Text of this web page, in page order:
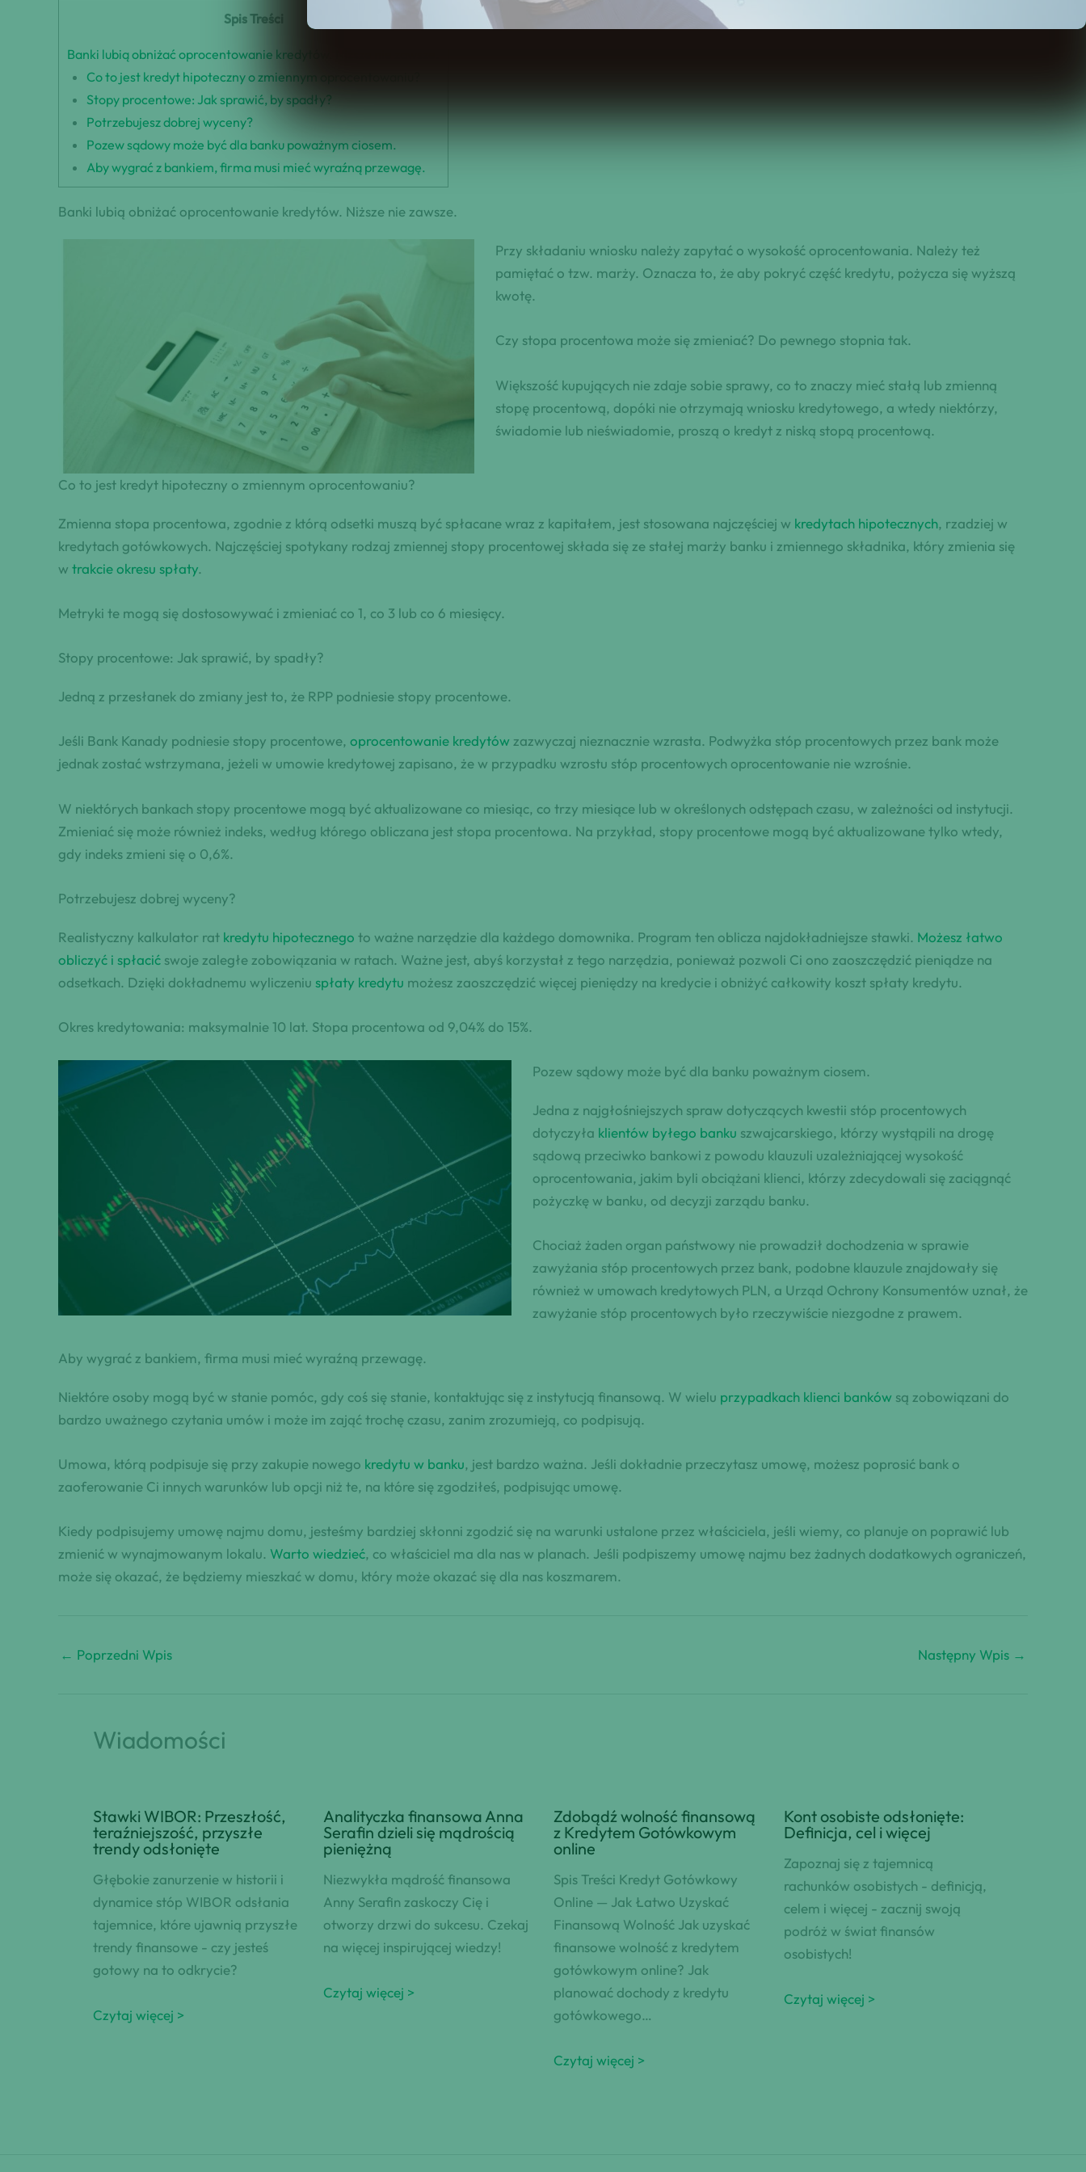
Spis Treści
Banki lubią obniżać oprocentowanie kredytów. Niższe nie zawsze.
Co to jest kredyt hipoteczny o zmiennym oprocentowaniu?
Stopy procentowe: Jak sprawić, by spadły?
Potrzebujesz dobrej wyceny?
Pozew sądowy może być dla banku poważnym ciosem.
Aby wygrać z bankiem, firma musi mieć wyraźną przewagę.
Banki lubią obniżać oprocentowanie kredytów. Niższe nie zawsze.
Przy składaniu wniosku należy zapytać o wysokość oprocentowania. Należy też
pamiętać o tzw. marży. Oznacza to, że aby pokryć część kredytu, pożycza się wyższą
kwotę.
Czy stopa procentowa może się zmieniać? Do pewnego stopnia tak.
Większość kupujących nie zdaje sobie sprawy, co to znaczy mieć stałą lub zmienną
stopę procentową, dopóki nie otrzymają wniosku kredytowego, a wtedy niektórzy,
świadomie lub nieświadomie, proszą o kredyt z niską stopą procentową.
Co to jest kredyt hipoteczny o zmiennym oprocentowaniu?
Zmienna stopa procentowa, zgodnie z którą odsetki muszą być spłacane wraz z kapitałem, jest stosowana najczęściej w kredytach hipotecznych, rzadziej w
kredytach gotówkowych. Najczęściej spotykany rodzaj zmiennej stopy procentowej składa się ze stałej marży banku i zmiennego składnika, który zmienia się
w trakcie okresu spłaty.
Metryki te mogą się dostosowywać i zmieniać co 1, co 3 lub co 6 miesięcy.
Stopy procentowe: Jak sprawić, by spadły?
Jedną z przesłanek do zmiany jest to, że RPP podniesie stopy procentowe.
Jeśli Bank Kanady podniesie stopy procentowe, oprocentowanie kredytówzazwyczaj nieznacznie wzrasta. Podwyżka stóp procentowych przez bank może
jednak zostać wstrzymana, jeżeli w umowie kredytowej zapisano, że w przypadku wzrostu stóp procentowych oprocentowanie nie wzrośnie.
W niektórych bankach stopy procentowe mogą być aktualizowane co miesiąc, co trzy miesiące lub w określonych odstępach czasu, w zależności od instytucji.
Zmieniać się może również indeks, według którego obliczana jest stopa procentowa. Na przykład, stopy procentowe mogą być aktualizowane tylko wtedy,
gdy indeks zmieni się o 0,6%.
Potrzebujesz dobrej wyceny?
Realistyczny kalkulator rat kredytu hipotecznego to ważne narzędzie dla każdego domownika. Program ten oblicza najdokładniejsze stawki. Możesz łatwo
obliczyć i spłacić swoje zaległe zobowiązania w ratach. Ważne jest, abyś korzystał z tego narzędzia, ponieważ pozwoli Ci ono zaoszczędzić pieniądze na
odsetkach. Dzięki dokładnemu wyliczeniu spłaty kredytu możesz zaoszczędzić więcej pieniędzy na kredycie i obniżyć całkowity koszt spłaty kredytu.
Okres kredytowania: maksymalnie 10 lat. Stopa procentowa od 9,04% do 15%.
Pozew sądowy może być dla banku poważnym ciosem.
Jedna z najgłośniejszych spraw dotyczących kwestii stóp procentowych
dotyczyła klientów byłego banku szwajcarskiego, którzy wystąpili na drogę
sądową przeciwko bankowi z powodu klauzuli uzależniającej wysokość
oprocentowania, jakim byli obciążani klienci, którzy zdecydowali się zaciągnąć
pożyczkę w banku, od decyzji zarządu banku.
Chociaż żaden organ państwowy nie prowadził dochodzenia w sprawie
zawyżania stóp procentowych przez bank, podobne klauzule znajdowały się
również w umowach kredytowych PLN, a Urząd Ochrony Konsumentów uznał, że
zawyżanie stóp procentowych było rzeczywiście niezgodne z prawem.
Aby wygrać z bankiem, firma musi mieć wyraźną przewagę.
Niektóre osoby mogą być w stanie pomóc, gdy coś się stanie, kontaktując się z instytucją finansową. W wielu przypadkach klienci banków są zobowiązani do
bardzo uważnego czytania umów i może im zająć trochę czasu, zanim zrozumieją, co podpisują.
Umowa, którą podpisuje się przy zakupie nowego kredytu w banku, jest bardzo ważna. Jeśli dokładnie przeczytasz umowę, możesz poprosić bank o
zaoferowanie Ci innych warunków lub opcji niż te, na które się zgodziłeś, podpisując umowę.
Kiedy podpisujemy umowę najmu domu, jesteśmy bardziej skłonni zgodzić się na warunki ustalone przez właściciela, jeśli wiemy, co planuje on poprawić lub
zmienić w wynajmowanym lokalu. Warto wiedzieć, co właściciel ma dla nas w planach. Jeśli podpiszemy umowę najmu bez żadnych dodatkowych ograniczeń,
może się okazać, że będziemy mieszkać w domu, który może okazać się dla nas koszmarem.
← Poprzedni Wpis Następny Wpis →
Wiadomości
Stawki WIBOR: Przeszłość,
teraźniejszość, przyszłe
trendy odsłonięte
Głębokie zanurzenie w historii i
dynamice stóp WIBOR odsłania
tajemnice, które ujawnią przyszłe
trendy finansowe - czy jesteś
gotowy na to odkrycie?
Czytaj więcej >
Analityczka finansowa Anna
Serafin dzieli się mądrością
pieniężną
Niezwykła mądrość finansowa
Anny Serafin zaskoczy Cię i
otworzy drzwi do sukcesu. Czekaj
na więcej inspirującej wiedzy!
Czytaj więcej >
Zdobądź wolność finansową
z Kredytem Gotówkowym
online
Spis Treści Kredyt Gotówkowy
Online — Jak Łatwo Uzyskać
Finansową Wolność Jak uzyskać
finansowe wolność z kredytem
gotówkowym online? Jak
planować dochody z kredytu
gotówkowego…
Czytaj więcej >
Kont osobiste odsłonięte:
Definicja, cel i więcej
Zapoznaj się z tajemnicą
rachunków osobistych - definicją,
celem i więcej - zacznij swoją
podróż w świat finansów
osobistych!
Czytaj więcej >